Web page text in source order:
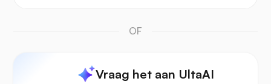
OF
Vraag het aan UltaAI